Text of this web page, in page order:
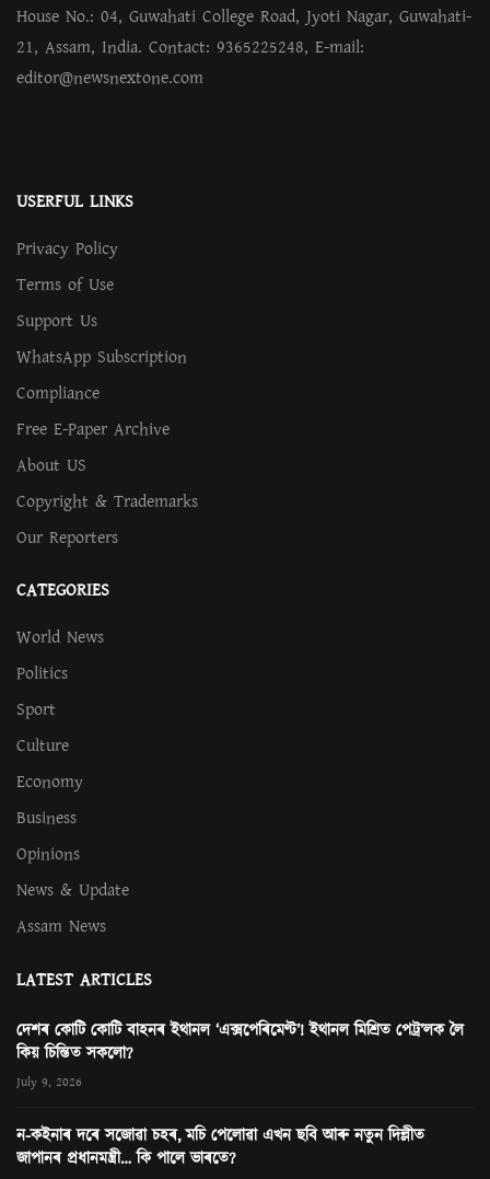
House No.: 04, Guwahati College Road, Jyoti Nagar, Guwahati-
21, Assam, India. Contact: 9365225248, E-mail:
editor@newsnextone.com
USERFUL LINKS
Privacy Policy
Terms of Use
Support Us
WhatsApp Subscription
Compliance
Free E-Paper Archive
About US
Copyright & Trademarks
Our Reporters
CATEGORIES
World News
Politics
Sport
Culture
Economy
Business
Opinions
News & Update
Assam News
LATEST ARTICLES
দেশৰ কোটি কোটি বাহনৰ ইথানল ‘এক্সপেৰিমেণ্ট’! ইথানল মিশ্ৰিত পেট্ৰ’লক লৈ
কিয় চিন্তিত সকলো?
July 9, 2026
ন-কইনাৰ দৰে সজোৱা চহৰ, মচি পেলোৱা এখন ছবি আৰু নতুন দিল্লীত
জাপানৰ প্ৰধানমন্ত্ৰী… কি পালে ভাৰতে?